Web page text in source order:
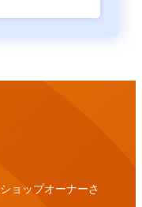
ョップオーナーさ